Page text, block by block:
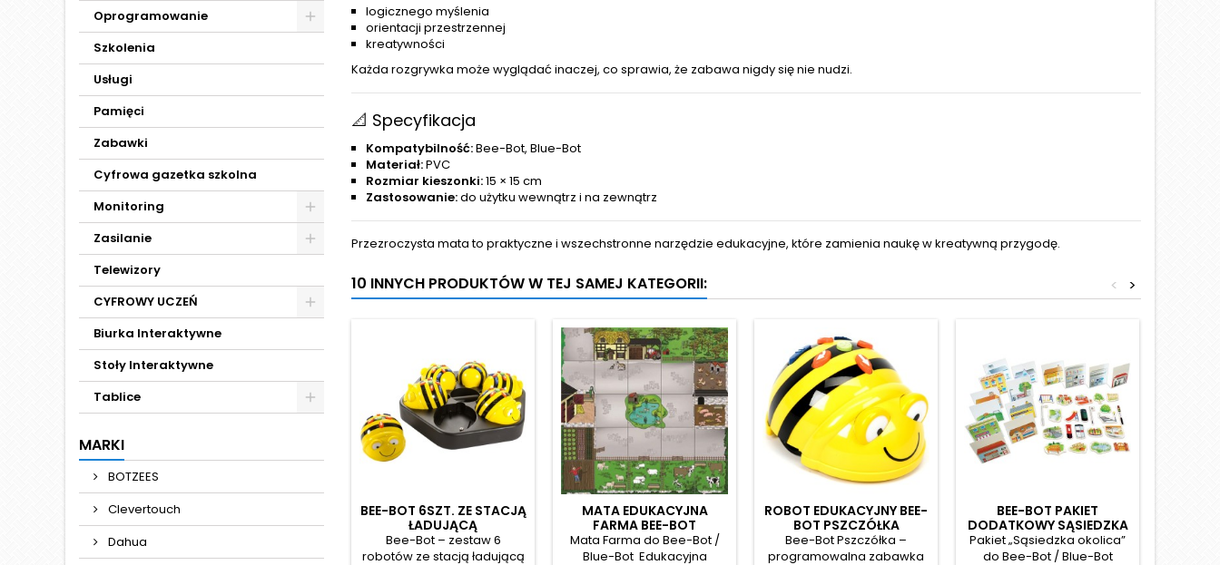
Oprogramowanie
Szkolenia
Usługi
Pamięci
Zabawki
Cyfrowa gazetka szkolna
Monitoring
Zasilanie
Telewizory
CYFROWY UCZEŃ
Biurka Interaktywne
Stoły Interaktywne
Tablice
MARKI
BOTZEES
Clevertouch
Dahua
logicznego myślenia
orientacji przestrzennej
kreatywności
Każda rozgrywka może wyglądać inaczej, co sprawia, że zabawa nigdy się nie nudzi.
📐 Specyfikacja
Kompatybilność:Bee-Bot, Blue-Bot
Materiał:PVC
Rozmiar kieszonki:15 × 15 cm
Zastosowanie:do użytku wewnątrz i na zewnątrz
Przezroczysta mata to praktyczne i wszechstronne narzędzie edukacyjne, które zamienia naukę w kreatywną przygodę.
10 INNYCH PRODUKTÓW W TEJ SAMEJ KATEGORII: >
<
BEE-BOT 6SZT. ZE STACJĄ
ŁADUJĄCĄ
Bee-Bot – zestaw 6
robotów ze stacją ładującą
MATA EDUKACYJNA
FARMA BEE-BOT
Mata Farma do Bee-Bot /
Blue-Bot Edukacyjna
ROBOT EDUKACYJNY BEE-
BOT PSZCZÓŁKA
Bee-Bot Pszczółka –
programowalna zabawka
BEE-BOT PAKIET
DODATKOWY SĄSIEDZKA
OKOLICA
Pakiet „Sąsiedzka okolica”
do Bee-Bot / Blue-Bot